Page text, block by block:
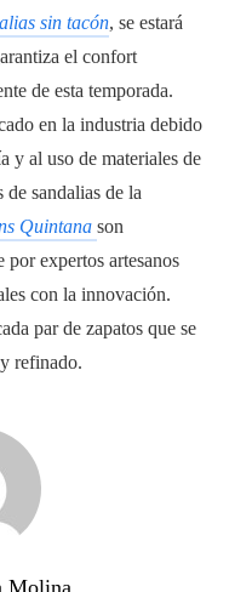
sin tacón, se estará
el confort
de esta temporada.
en la industria debido
y al uso de materiales de
sandalias de la
Quintana son
expertos artesanos
con la innovación.
par de zapatos que se
refinado.
Molina